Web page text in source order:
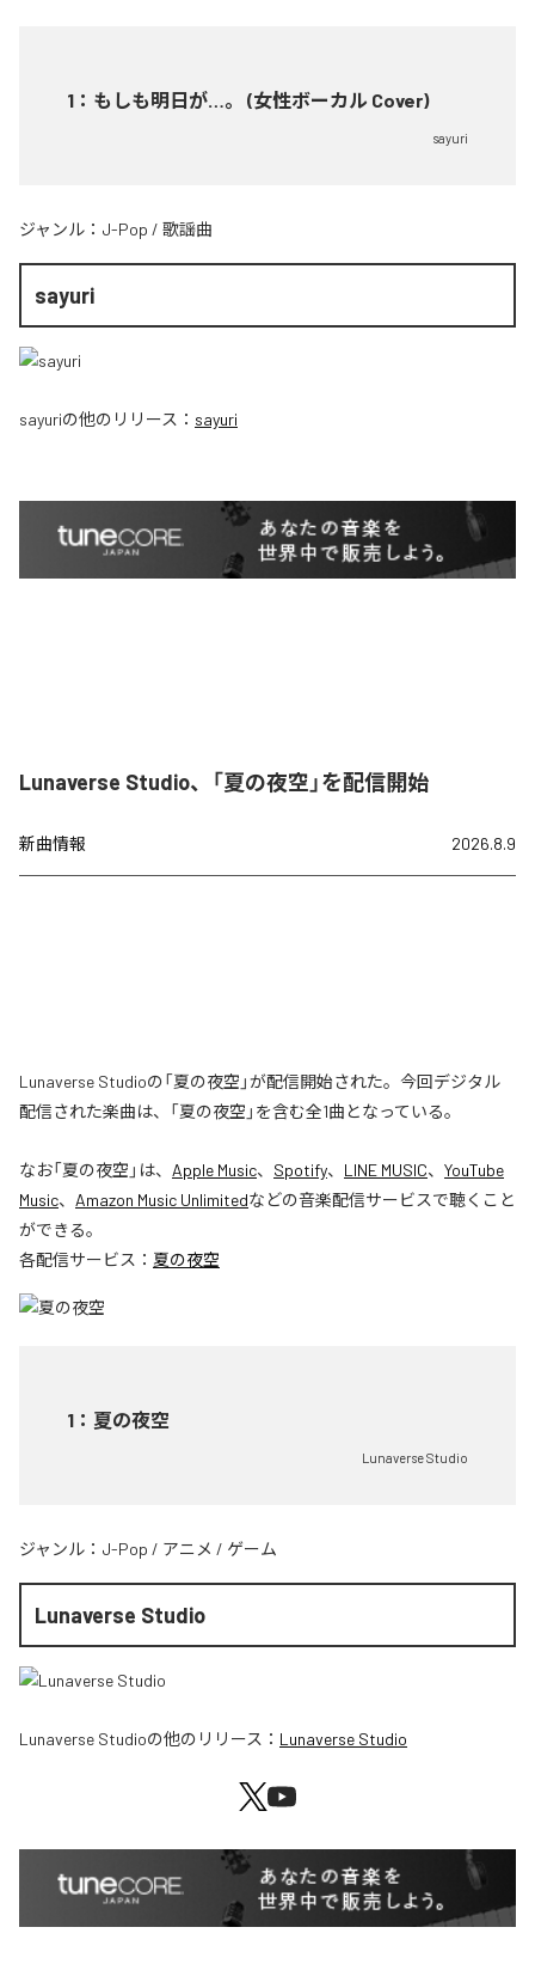
1 ： もしも明日が…。 (女性ボーカル Cover)
sayuri
ジャンル： J-Pop / 歌謡曲
sayuri
sayuriの他のリリース： sayuri
Lunaverse Studio、「夏の夜空」を配信開始
新曲情報 2026.8.9
Lunaverse Studioの「夏の夜空」が配信開始された。今回デジタル
配信された楽曲は、「夏の夜空」を含む全1曲となっている。
なお「夏の夜空 」は、 Apple Music、 Spotify、 LINE MUSIC、 YouTube
Music、 Amazon Music Unlimitedなどの音楽配信サービスで聴くこと
ができる。
各配信サービス： 夏の夜空
1 ： 夏の夜空
Lunaverse Studio
ジャンル： J-Pop / アニメ / ゲーム
Lunaverse Studio
Lunaverse Studioの他のリリース： Lunaverse Studio